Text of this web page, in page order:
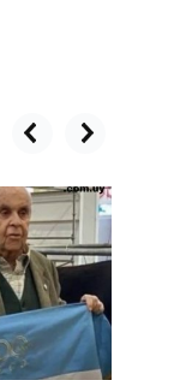
prev next